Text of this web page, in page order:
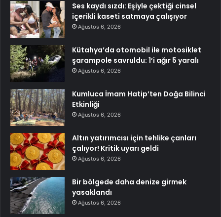
Ses kaydı sızdı: Eşiyle çektiği cinsel
içerikli kaseti satmaya çalışıyor
Ağustos 6, 2026
Kütahya’da otomobil ile motosiklet
şarampole savruldu: 1’i ağır 5 yaralı
Ağustos 6, 2026
Kumluca İmam Hatip’ten Doğa Bilinci
Etkinliği
Ağustos 6, 2026
Altın yatırımcısı için tehlike çanları
çalıyor! Kritik uyarı geldi
Ağustos 6, 2026
Bir bölgede daha denize girmek
yasaklandı
Ağustos 6, 2026